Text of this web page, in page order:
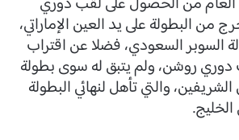
من البطولة على يد العين الإماراتي،
السوبر السعودي، فضلا عن اقتراب
دوري روشن، ولم يتبق له سوى بطولة
والتي تأهل لنهائي البطولة